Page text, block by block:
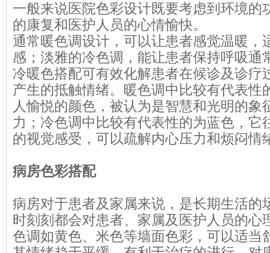
一般来说医院色彩设计既要考虑到环境的
的康复和医护人员的心情愉快。
通常暖色调设计，可以让患者感觉温暖，
感；淡雅的冷色调，能让患者保持呼吸通
冷暖色搭配可有效化解患者在候诊及诊疗
产生的抵触情绪。暖色调中比较有代表性
人愉悦的颜色，被认为是智慧和光明的象
力；冷色调中比较有代表性的为蓝色，它
的视觉感受，可以疏解内心压力和烦闷情
病房色彩搭配
病房对于患者及家属来说，是长期生活的
时刻刻都会对患者、家属及医护人员的心
色调如黄色、米色等墙面色彩，可以适当